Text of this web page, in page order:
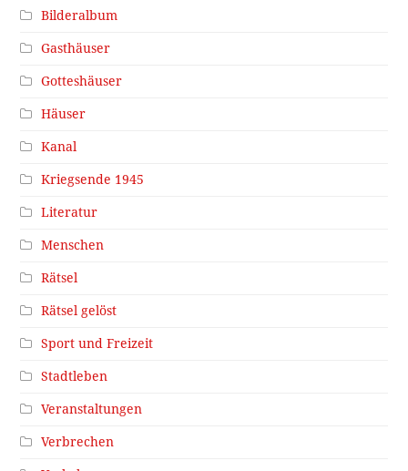
Bilderalbum
Gasthäuser
Gotteshäuser
Häuser
Kanal
Kriegsende 1945
Literatur
Menschen
Rätsel
Rätsel gelöst
Sport und Freizeit
Stadtleben
Veranstaltungen
Verbrechen